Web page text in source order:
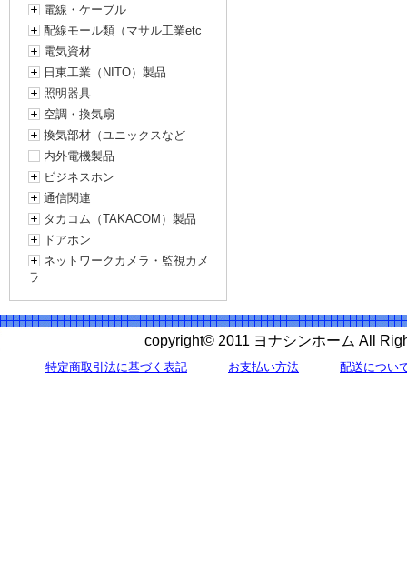
電線・ケーブル
配線モール類（マサル工業etc
電気資材
日東工業（NITO）製品
照明器具
空調・換気扇
換気部材（ユニックスなど
内外電機製品
ビジネスホン
通信関連
タカコム（TAKACOM）製品
ドアホン
ネットワークカメラ・監視カメ
ラ
copyright© 2011 ヨナシンホーム All
特定商取引法に基づく表記 お支払い方法 配送につい